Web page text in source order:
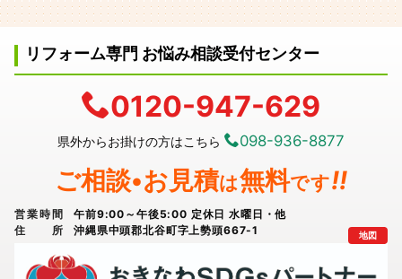
リフォーム専門 お悩み相談受付センター
0120-947-629
県外からお掛けの方はこちら 098-936-8877
ご相談•お見積は無料です!!
営業時間
午前9:00～午後5:00 定休日 水曜日・他
住所
沖縄県中頭郡北谷町字上勢頭667-1 地図